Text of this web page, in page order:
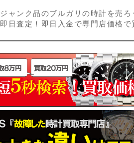
ジャンク品のブルガリの時計を売
即日査定！即日入金で専門店価格